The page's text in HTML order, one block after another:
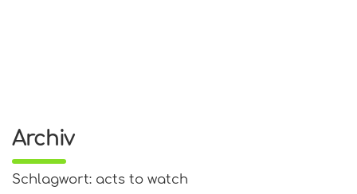
Archiv
Schlagwort: acts to watch